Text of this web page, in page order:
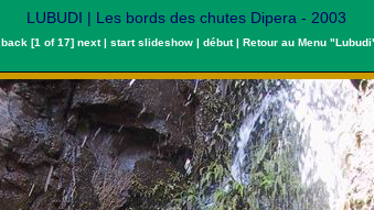
LUBUDI | Les bords des chutes Dipera - 2003
back[1 of 17] next| start slideshow| début| Retour au Menu